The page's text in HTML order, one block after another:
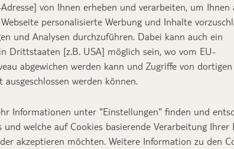
von Ihnen erheben und verarbeiten, um Ihnen
personalisierte Werbung und Inhalte
und Analysen durchzuführen. Dabei kann auch ein
Drittstaaten [z.B. USA] möglich sein, wo vom EU-
abgewichen werden kann und Zugriffe von dortigen
ausgeschlossen werden können.
Informationen unter "Einstellungen" finden und
und welche auf Cookies basierende Verarbeitung Ihrer
akzeptieren möchten. Weitere Information zu den